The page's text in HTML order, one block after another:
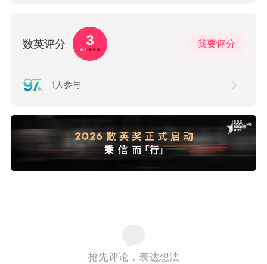
数英评分 3 我要评分
1 人参与
抢先评论，表达想法